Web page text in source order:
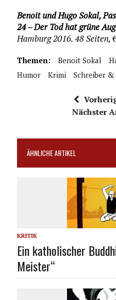
Benoit und Hugo Sokal,
24 – Der Tod hat grüne
Hamburg 2016. 48 Seiten,
Themen: Benoit Sokal
Humor
Krimi Schreiber &
Nächster
ÄHNLICHE ARTIKEL
KRITIK
Ein katholischer
Meister“